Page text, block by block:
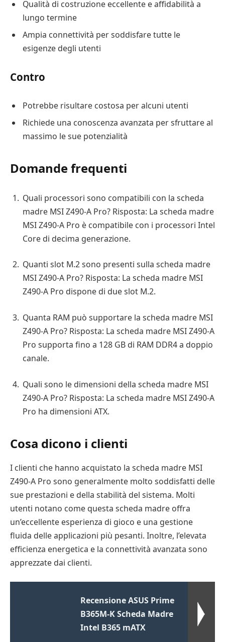
Qualità di costruzione eccellente e affidabilità a
lungo termine
Ampia connettività per soddisfare tutte le
esigenze degli utenti
Contro
Potrebbe risultare costosa per alcuni utenti
Richiede una conoscenza avanzata per sfruttare al
massimo le sue potenzialità
Domande frequenti
Quali processori sono compatibili con la scheda
madre MSI Z490-A Pro? Risposta: La scheda madre
MSI Z490-A Pro è compatibile con i processori Intel
Core di decima generazione.
Quanti slot M.2 sono presenti sulla scheda madre
MSI Z490-A Pro? Risposta: La scheda madre MSI
Z490-A Pro dispone di due slot M.2.
Quanta RAM può supportare la scheda madre MSI
Z490-A Pro? Risposta: La scheda madre MSI Z490-A
Pro supporta fino a 128 GB di RAM DDR4 a doppio
canale.
Quali sono le dimensioni della scheda madre MSI
Z490-A Pro? Risposta: La scheda madre MSI Z490-A
Pro ha dimensioni ATX.
Cosa dicono i clienti
I clienti che hanno acquistato la scheda madre MSI
Z490-A Pro sono generalmente molto soddisfatti delle
sue prestazioni e della stabilità del sistema. Molti
utenti notano come questa scheda madre offra
un’eccellente esperienza di gioco e una gestione
fluida delle applicazioni più pesanti. Inoltre, l’elevata
efficienza energetica e la connettività avanzata sono
apprezzate dai clienti.
Recensione ASUS Prime
B365M-K Scheda Madre
Intel B365 mATX